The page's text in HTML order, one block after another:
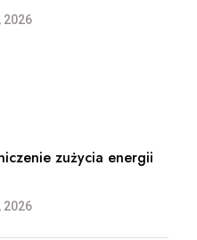
2026
zużycia energii
2026